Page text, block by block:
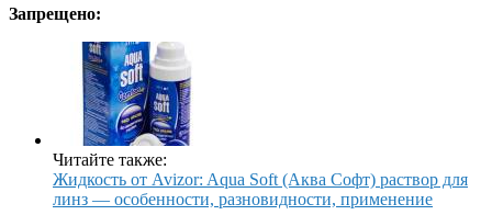
Запрещено:
Читайте также:
Жидкость от Avizor: Aqua Soft (Аква Софт) раствор для
линз — особенности, разновидности, применение